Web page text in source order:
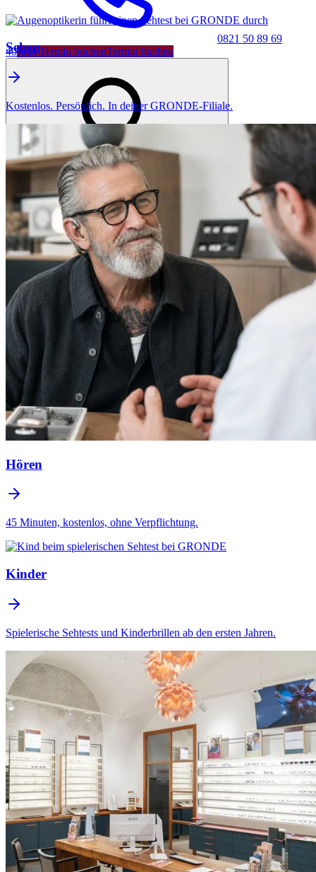
0821 50 89 69
40Jetzt Termin buchenTermin buchen
Sehen
Kostenlos. Persönlich. In deiner GRONDE-Filiale.
Hören
45 Minuten, kostenlos, ohne Verpflichtung.
Kinder
Spielerische Sehtests und Kinderbrillen ab den ersten Jahren.